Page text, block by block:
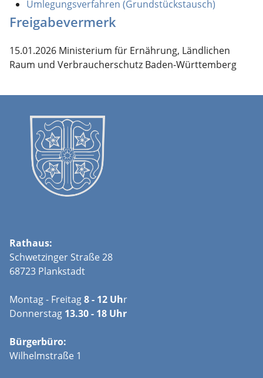
Umlegungsverfahren (Grundstückstausch)
Freigabevermerk
15.01.2026 Ministerium für Ernährung, Ländlichen
Raum und Verbraucherschutz Baden-Württemberg
Rathaus:
Schwetzinger Straße 28
68723 Plankstadt
Montag - Freitag8 - 12 Uhr
Donnerstag 13.30 - 18 Uhr
Bürgerbüro:
Wilhelmstraße 1